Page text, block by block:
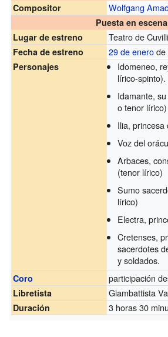
Compositor
Wolfgang
Puesta en escena
Lugar de estreno
Teatro de
Fecha de estreno 29 de enerode
Personajes Idomeneo,
lírico-spinto).
Idamante,
o tenor lírico)
Ilia, princesa
Voz del
Arbaces,
(tenor lírico)
Sumo
lírico)
Electra,
Cretenses,
sacerdotes
y soldados.
Coro participación
Libretista Giambattista
Duración 3 horas 30